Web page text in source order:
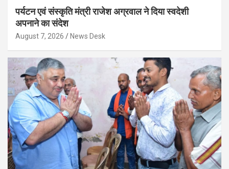
पर्यटन एवं संस्कृति मंत्री राजेश अग्रवाल ने दिया स्वदेशी
अपनाने का संदेश
August 7, 2026 News Desk